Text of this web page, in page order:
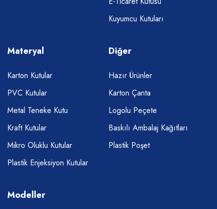
Kuyumcu Kutuları
Materyal
Karton Kutular
PVC Kutular
Metal Teneke Kutu
Kraft Kutular
Mikro Oluklu Kutular
Plastik Enjeksiyon Kutular
Diğer
Hazır Ürünler
Karton Çanta
Logolu Peçete
Baskılı Ambalaj Kağıtları
Plastik Poşet
Modeller